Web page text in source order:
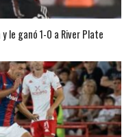
le ganó 1-0 a River Plate